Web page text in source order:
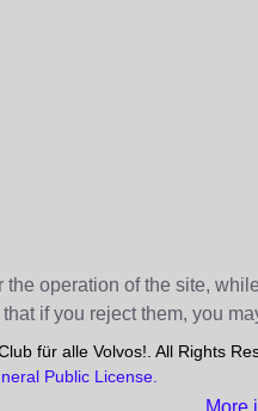
für alle Volvos!. All Rights
Public License.
operation of the site,
if you reject them, you
More